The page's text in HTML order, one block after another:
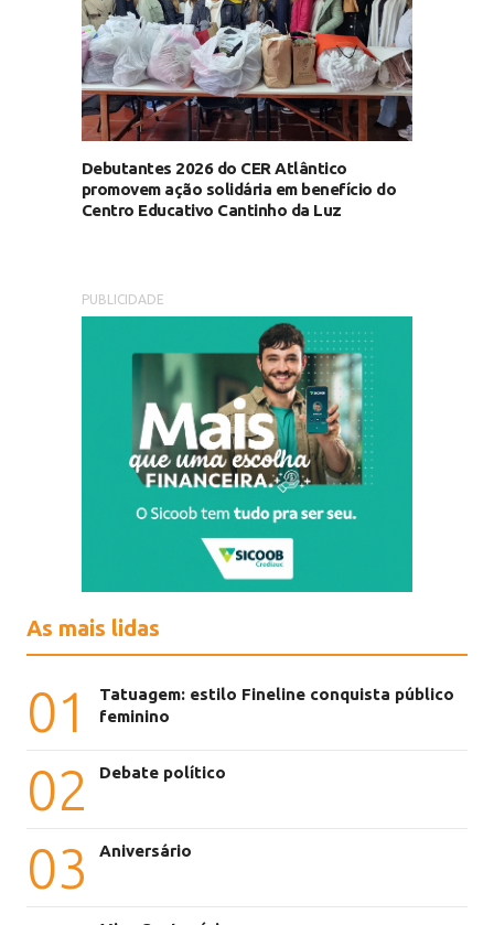
Debutantes 2026 do CER Atlântico
promovem ação solidária em benefício do
Centro Educativo Cantinho da Luz
PUBLICIDADE
As mais lidas
01
Tatuagem: estilo Fineline conquista público
feminino
02 Debate político
03 Aniversário